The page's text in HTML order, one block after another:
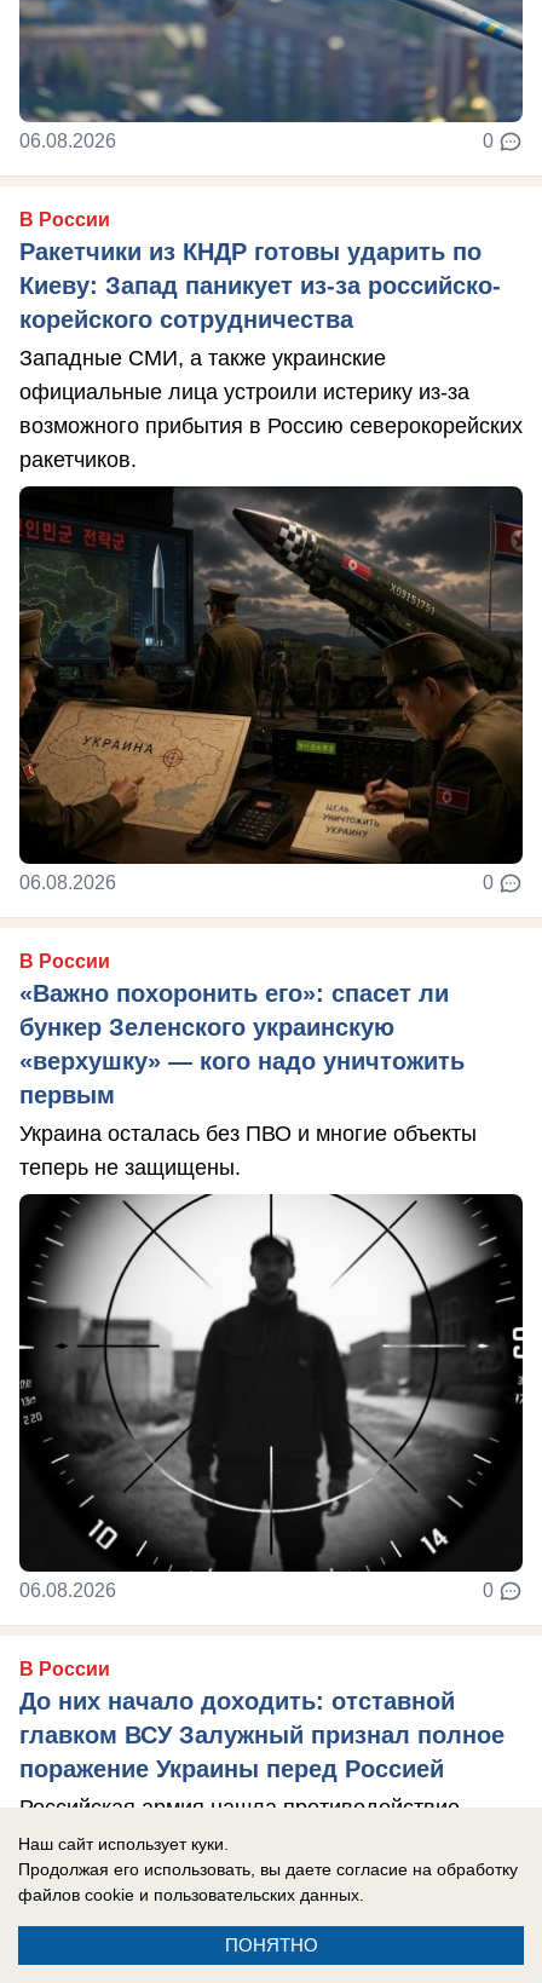
06.08.2026 0
В России
Ракетчики из КНДР готовы ударить по
Киеву: Запад паникует из-за российско-
корейского сотрудничества
Западные СМИ, а также украинские
официальные лица устроили истерику из-за
возможного прибытия в Россию северокорейских
ракетчиков.
06.08.2026 0
В России
«Важно похоронить его»: спасет ли
бункер Зеленского украинскую
«верхушку» — кого надо уничтожить
первым
Украина осталась без ПВО и многие объекты
теперь не защищены.
06.08.2026 0
В России
До них начало доходить: отставной
главком ВСУ Залужный признал полное
поражение Украины перед Россией
Российская армия нашла противодействие
практически всему вооружению НАТО, которые
использовал Киев в зоне боевых действий, ...
Наш сайт использует куки.
Продолжая его использовать, вы даете согласие на обработку
файлов cookie и пользовательских данных.
ПОНЯТНО